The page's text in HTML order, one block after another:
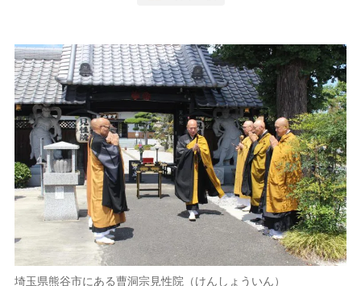
埼玉県熊谷市にある曹洞宗見性院（けんしょういん）